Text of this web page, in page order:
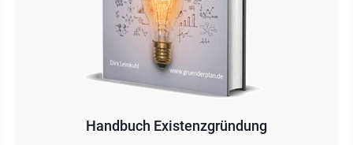
Handbuch Existenzgründung